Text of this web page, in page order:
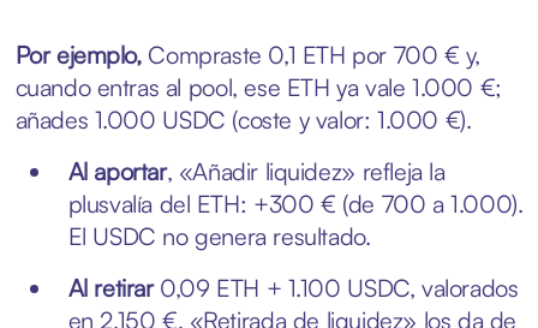
Por ejemplo,Compraste 0,1 ETH por 700 € y,
cuando entras al pool, ese ETH ya vale 1.000 €;
añades 1.000 USDC (coste y valor: 1.000 €).
Al aportar, «Añadir liquidez» refleja la
plusvalía del ETH: +300 € (de 700 a 1.000).
El USDC no genera resultado.
Al retirar0,09 ETH + 1.100 USDC, valorados
en 2.150 €, «Retirada de liquidez» los da de